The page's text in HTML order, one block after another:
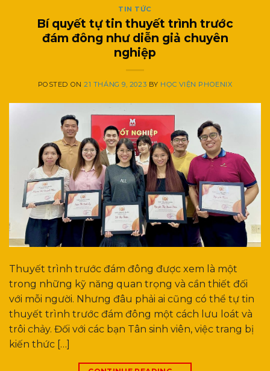
TIN TỨC
Bí quyết tự tin thuyết trình trước
đám đông như diễn giả chuyên
nghiệp
POSTED ON21 THÁNG 9, 2023 BY HỌC VIỆN PHOENIX
Thuyết trình trước đám đông được xem là một
trong những kỹ năng quan trọng và cần thiết đối
với mỗi người. Nhưng đâu phải ai cũng có thể tự tin
thuyết trình trước đám đông một cách lưu loát và
trôi chảy. Đối với các bạn Tân sinh viên, việc trang bị
kiến thức […]